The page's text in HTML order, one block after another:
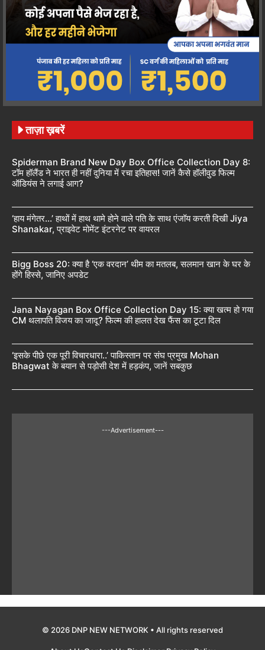
ताज़ा ख़बरें
Spiderman Brand New Day Box Office Collection Day 8:
टॉम हॉलैंड ने भारत ही नहीं दुनिया में रचा इतिहास! जानें कैसे हॉलीवुड फिल्म
ऑडियंस ने लगाई आग?
‘हाय मंगेतर…’ हाथों में हाथ थामे होने वाले पति के साथ एंजॉय करती दिखी Jiya
Shanakar, प्राइवेट मोमेंट इंटरनेट पर वायरल
Bigg Boss 20: क्या है ‘एक वरदान’ थीम का मतलब, सलमान खान के घर के
होंगे हिस्से, जानिए अपडेट
Jana Nayagan Box Office Collection Day 15: क्या खत्म हो गया
CM थलापति विजय का जादू? फिल्म की हालत देख फैंस का टूटा दिल
‘इसके पीछे एक पूरी विचारधारा..’ पाकिस्तान पर संघ प्रमुख Mohan
Bhagwat के बयान से पड़ोसी देश में हड़कंप, जानें सबकुछ
---Advertisement---
© 2026 DNP NEW NETWORK • All rights reserved